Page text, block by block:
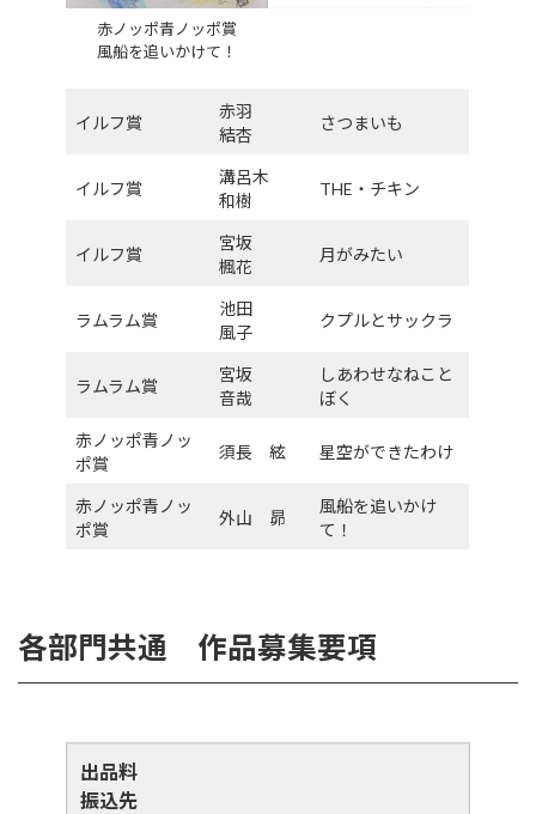
赤ノッポ青ノッポ賞
風船を追いかけて！
イルフ賞
赤羽
結杏
さつまいも
イルフ賞
溝呂木
和樹
THE・チキン
イルフ賞
宮坂
楓花
月がみたい
ラムラム賞
池田
風子
クプルとサックラ
ラムラム賞
宮坂
音哉
しあわせなねこと
ぼく
赤ノッポ青ノッ
ポ賞
須長 絃 星空ができたわけ
赤ノッポ青ノッ
ポ賞
外山 昴
風船を追いかけ
て！
各部門共通 作品募集要項
出品料
振込先